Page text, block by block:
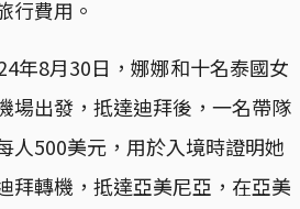
行費用。
年8月30日，娜娜和十名泰國女
場出發，抵達迪拜後，一名帶隊
人500美元，用於入境時證明她
拜轉機，抵達亞美尼亞，在亞美